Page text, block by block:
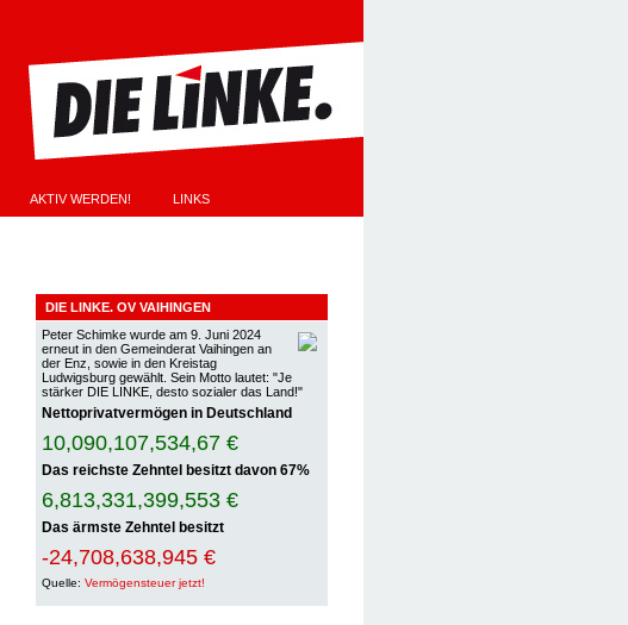
AKTIV WERDEN! LINKS
DIE LINKE. OV VAIHINGEN
Peter Schimke wurde am 9. Juni 2024
erneut in den Gemeinderat Vaihingen an
der Enz, sowie in den Kreistag
Ludwigsburg gewählt. Sein Motto lautet: "Je
stärker DIE LINKE, desto sozialer das Land!"
Nettoprivatvermögen in Deutschland
10,090,107,537,04 €
Das reichste Zehntel besitzt davon 67%
6,813,331,401,451 €
Das ärmste Zehntel besitzt
-24,708,638,955 €
Quelle: Vermögensteuer jetzt!